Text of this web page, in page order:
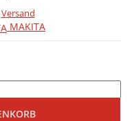
Versand
MAKITA